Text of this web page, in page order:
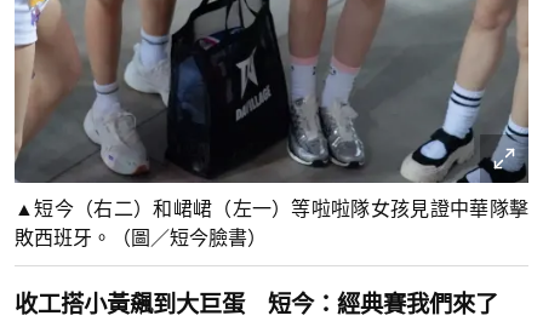
▲短今（右二）和峮峮（左一）等啦啦隊女孩見證中華隊擊
敗西班牙。（圖／短今臉書）
收工搭小黃飆到大巨蛋 短今：經典賽我們來了